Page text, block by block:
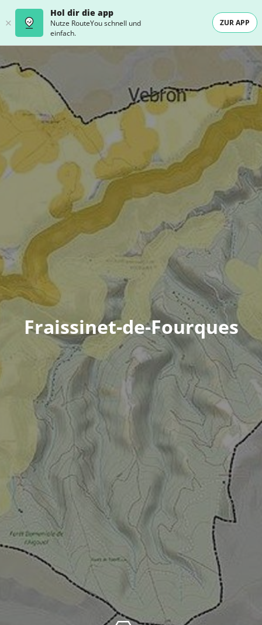
Hol dir die app
Nutze RouteYou schnell und
einfach.
ZUR APP
Fraissinet-de-Fourques